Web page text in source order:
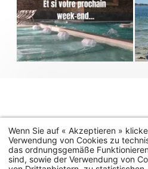
Wenn Sie auf « Akzeptieren »
Verwendung von Cookies zu
das ordnungsgemäße
sind, sowie der Verwendung von